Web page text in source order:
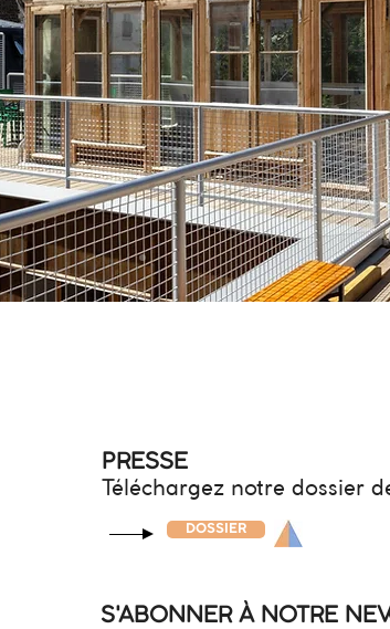
PRESSE
Téléchargez notre dossier
DOSSIER
S'ABONNER À NOTRE